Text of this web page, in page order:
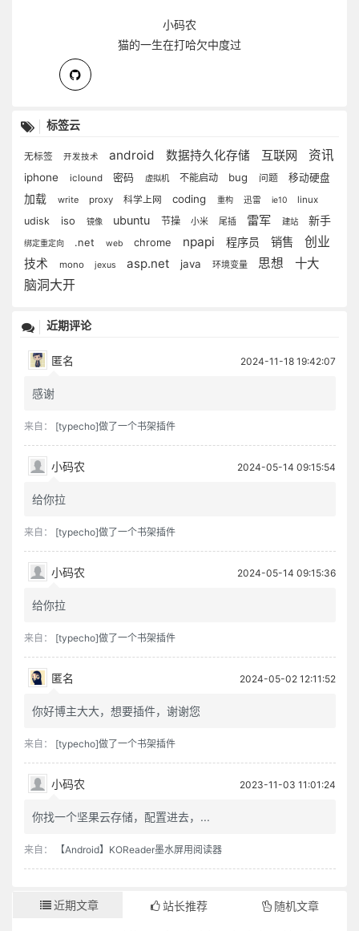
小码农
猫的一生在打哈欠中度过
标签云
无标签 开发技术 android 数据持久化存储 互联网 资讯
iphone iclound 密码 虚拟机 不能启动 bug 问题 移动硬盘
加载 write proxy 科学上网 coding 重构 迅雷 ie10 linux
udisk iso 镜像 ubuntu 节操 小米 尾插 雷军 建站 新手
绑定重定向 .net web chrome npapi 程序员 销售 创业
技术 mono jexus asp.net java 环境变量 思想 十大
脑洞大开
近期评论
匿名 2024-11-18 19:42:07
感谢
来自： [typecho]做了一个书架插件
小码农 2024-05-14 09:15:54
给你拉
来自： [typecho]做了一个书架插件
小码农 2024-05-14 09:15:36
给你拉
来自： [typecho]做了一个书架插件
匿名 2024-05-02 12:11:52
你好博主大大，想要插件，谢谢您
来自： [typecho]做了一个书架插件
小码农 2023-11-03 11:01:24
你找一个坚果云存储，配置进去，...
来自： 【Android】KOReader墨水屏用阅读器
近期文章 站长推荐 随机文章